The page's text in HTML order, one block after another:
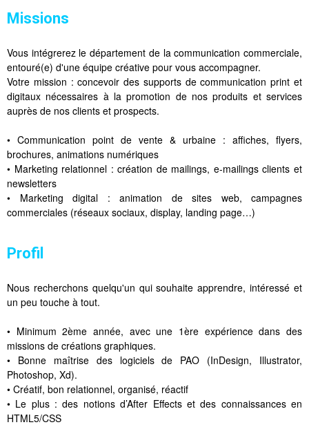
Missions
Vous intégrerez le département de la communication commerciale,
entouré(e) d'une équipe créative pour vous accompagner.
Votre mission : concevoir des supports de communication print et
digitaux nécessaires à la promotion de nos produits et services
auprès de nos clients et prospects.
• Communication point de vente & urbaine : affiches, flyers,
brochures, animations numériques
• Marketing relationnel : création de mailings, e-mailings clients et
newsletters
• Marketing digital : animation de sites web, campagnes
commerciales (réseaux sociaux, display, landing page…)
Profil
Nous recherchons quelqu'un qui souhaite apprendre, intéressé et
un peu touche à tout.
• Minimum 2ème année, avec une 1ère expérience dans des
missions de créations graphiques.
• Bonne maîtrise des logiciels de PAO (InDesign, Illustrator,
Photoshop, Xd).
• Créatif, bon relationnel, organisé, réactif
• Le plus : des notions d’After Effects et des connaissances en
HTML5/CSS